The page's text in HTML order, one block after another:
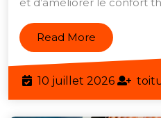
Read More Read
More
10 juillet 202610
juillet